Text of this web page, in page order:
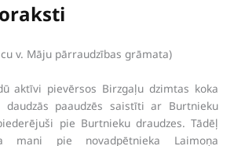
v. Māju pārraudzības grāmata)
aktīvi pievērsos Birzgaļu dzimtas koka
paaudzēs saistīti ar Burtnieku
pie Burtnieku draudzes. Tādēļ
mani pie novadpētnieka Laimoņa